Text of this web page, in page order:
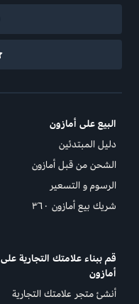
البيع على أمازون
دليل المبتدئين
الشحن من قبل أمازون
الرسوم و التسعير
شريك بيع أمازون ٣٦٠
قم ببناء علامتك التجارية على
أمازون
أنشئ متجر علامتك التجارية